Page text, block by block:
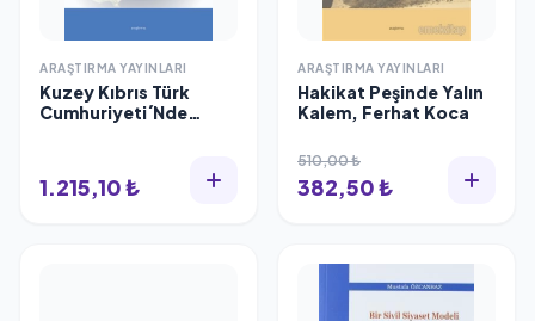
ARAŞTIRMA YAYINLARI
Kuzey Kıbrıs Türk
Cumhuriyeti´Nde
1.215,10 ₺
ARAŞTIRMA YAYINLARI
Hakikat Peşinde Yalın
Kalem, Ferhat Koca
510,00 ₺
382,50 ₺